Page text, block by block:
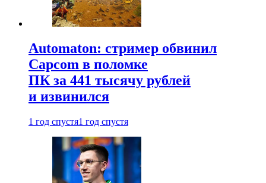
Automaton: стример обвинил
Capcom в поломке
ПК за 441 тысячу рублей
и извинился
1 год спустя1 год спустя